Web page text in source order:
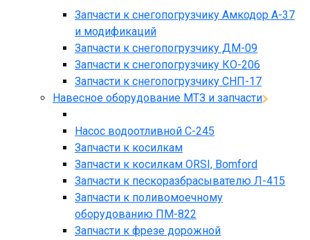
Запчасти к снегопогрузчику Амкодор А-37
и модификаций
Запчасти к снегопогрузчику ДМ-09
Запчасти к снегопогрузчику КО-206
Запчасти к снегопогрузчику СНП-17
Навесное оборудование МТЗ и запчасти
Насос водоотливной С-245
Запчасти к косилкам
Запчасти к косилкам ORSI, Bomford
Запчасти к пескоразбрасывателю Л-415
Запчасти к поливомоечному
оборудованию ПМ-822
Запчасти к фрезе дорожной